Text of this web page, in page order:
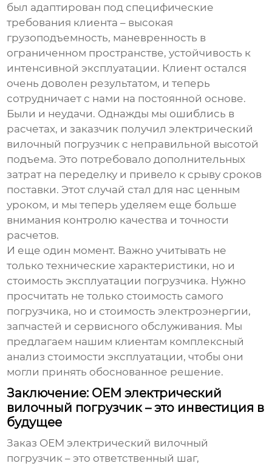
был адаптирован под специфические
требования клиента – высокая
грузоподъемность, маневренность в
ограниченном пространстве, устойчивость к
интенсивной эксплуатации. Клиент остался
очень доволен результатом, и теперь
сотрудничает с нами на постоянной основе.
Были и неудачи. Однажды мы ошиблись в
расчетах, и заказчик получилэлектрический
вилочный погрузчик с неправильной высотой
подъема. Это потребовало дополнительных
затрат на переделку и привело к срыву сроков
поставки. Этот случай стал для нас ценным
уроком, и мы теперь уделяем еще больше
внимания контролю качества и точности
расчетов.
И еще один момент. Важно учитывать не
только технические характеристики, но и
стоимость эксплуатации погрузчика. Нужно
просчитать не только стоимость самого
погрузчика, но и стоимость электроэнергии,
запчастей и сервисного обслуживания. Мы
предлагаем нашим клиентам комплексный
анализ стоимости эксплуатации, чтобы они
могли принять обоснованное решение.
Заключение: ОЕМ электрический
вилочный погрузчик – это инвестиция в
будущее
Заказ ОЕМ электрический вилочный
погрузчик – это ответственный шаг,